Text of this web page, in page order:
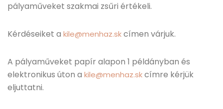
pályaműveket szakmai zsűri értékeli.
Kérdéseiket a kile@menhaz.skcímen várjuk.
A pályaműveket papír alapon 1 példányban és
elektronikus úton a kile@menhaz.skcímre kérjük
eljuttatni.